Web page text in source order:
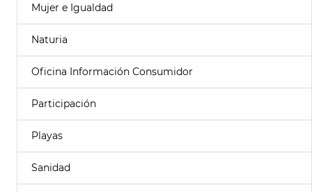
Mujer e Igualdad
Naturia
Oficina Información Consumidor
Participación
Playas
Sanidad